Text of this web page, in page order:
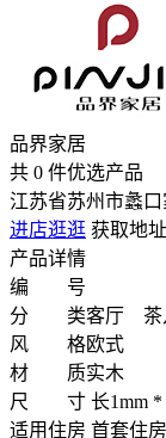
品界家居
共 0 件优选产品
江苏省苏州市蠡
进店逛逛 获取地址
产品详情
编 号
分 类客厅 茶
风 格欧式
材 质实木
尺 寸 长1mm
适用住房 首套住房